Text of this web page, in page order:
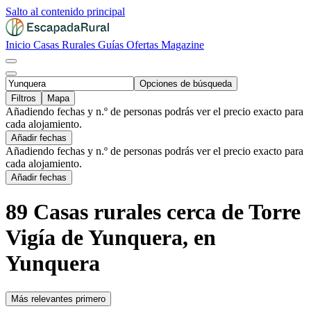
Salto al contenido principal
Inicio Casas Rurales Guías Ofertas Magazine
Opciones de búsqueda
Filtros
Mapa
Añadiendo fechas y n.º de personas podrás ver el precio exacto para
cada alojamiento.
Añadir fechas
Añadiendo fechas y n.º de personas podrás ver el precio exacto para
cada alojamiento.
Añadir fechas
89 Casas rurales cerca de Torre
Vigía de Yunquera, en
Yunquera
Más relevantes primero